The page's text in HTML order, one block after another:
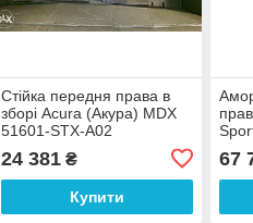
Стійка передня права в
зборі Acura (Акура) MDX
51601-STX-A02
24 381₴
Купити
67